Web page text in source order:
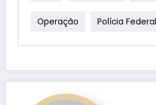
Operação Polícia Federal